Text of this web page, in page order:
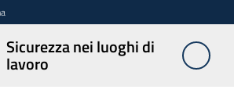
Sicurezza nei luoghi di
lavoro